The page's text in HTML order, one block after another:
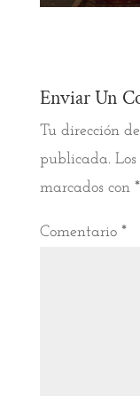
Enviar Un
Tu dirección
publicada.
marcados con *
Comentario *